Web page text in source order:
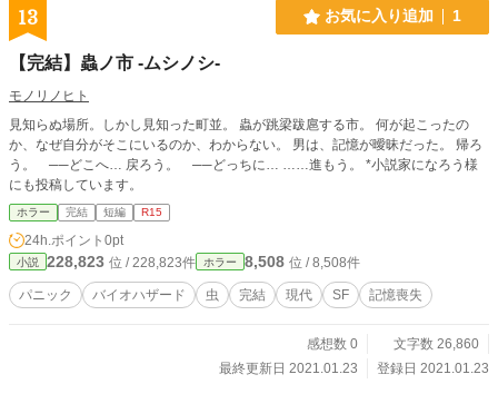
13 お気に入り追加 1
【完結】蟲ノ市 -ムシノシ-
モノリノヒト
見知らぬ場所。しかし見知った町並。 蟲が跳梁跋扈する市。 何が起こったの
か、なぜ自分がそこにいるのか、わからない。 男は、記憶が曖昧だった。 帰ろ
う。 ──どこへ… 戻ろう。 ──どっちに… ……進もう。 *小説家になろう様
にも投稿しています。
ホラー 完結 短編 R15
24h.ポイント 0pt
小説 228,823 位 / 228,823件 ホラー 8,508 位 / 8,508件
パニック バイオハザード 虫 完結 現代 SF 記憶喪失
感想数 0
文字数 26,860
最終更新日 2021.01.23
登録日 2021.01.23